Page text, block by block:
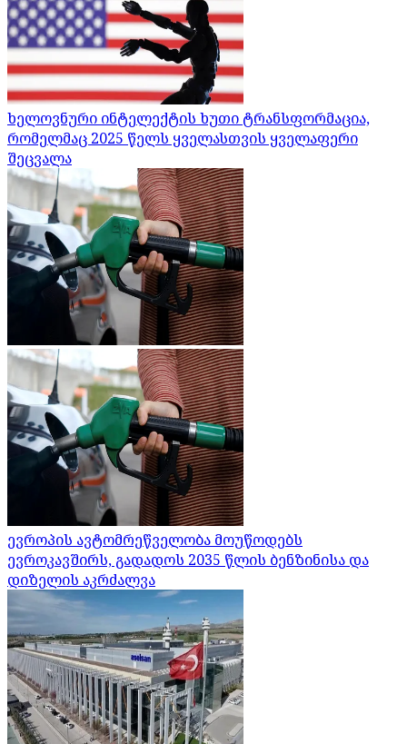
ხელოვნური ინტელექტის ხუთი ტრანსფორმაცია,
რომელმაც 2025 წელს ყველასთვის ყველაფერი
შეცვალა
ევროპის ავტომრეწველობა მოუწოდებს
ევროკავშირს, გადადოს 2035 წლის ბენზინისა და
დიზელის აკრძალვა